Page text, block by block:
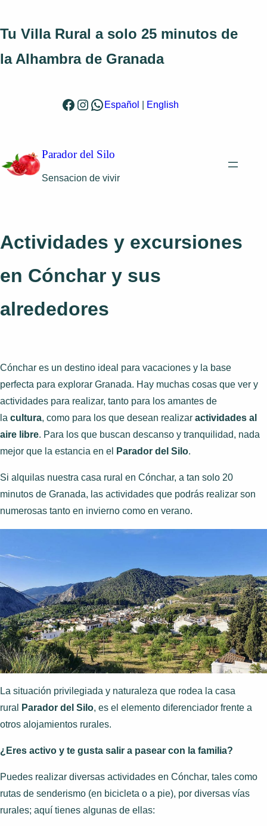
contenido
Tu Villa Rural a solo 25 minutos de
la Alhambra de Granada
Facebook
Instagram
WhatsApp
Español English
Parador del Silo
Sensacion de vivir
Actividades y excursiones
en Cónchar y sus
alrededores
Cónchar es un destino ideal para vacaciones y la base
perfecta para explorar Granada. Hay muchas cosas que ver y
actividades para realizar, tanto para los amantes de
la cultura, como para los que desean realizar actividades al
aire libre. Para los que buscan descanso y tranquilidad, nada
mejor que la estancia en el
Parador del Silo.
Si alquilas nuestra casa rural en Cónchar, a tan solo 20
minutos de Granada, las actividades que podrás realizar son
numerosas tanto en invierno como en verano.
La situación privilegiada y naturaleza que rodea la casa
rural
Parador del Silo, es el elemento diferenciador frente a
otros alojamientos rurales.
¿Eres activo y te gusta salir a pasear con la familia?
Puedes realizar diversas actividades en Cónchar, tales como
rutas de senderismo (en bicicleta o a pie), por diversas vías
rurales; aquí tienes algunas de ellas: